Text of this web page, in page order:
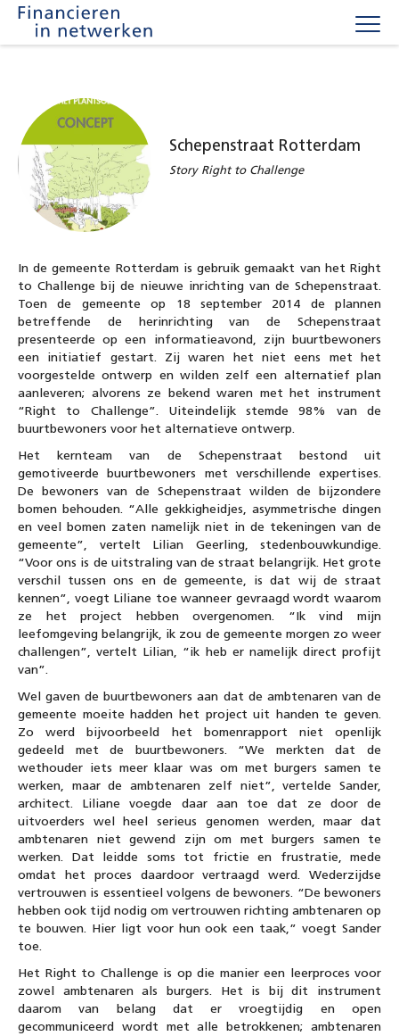
Schepenstraat Rotterdam
Story Right to Challenge
In de gemeente Rotterdam is gebruik gemaakt van het Right
to Challenge bij de nieuwe inrichting van de Schepenstraat.
Toen de gemeente op 18 september 2014 de plannen
betreffende de herinrichting van de Schepenstraat
presenteerde op een informatieavond, zijn buurtbewoners
een initiatief gestart. Zij waren het niet eens met het
voorgestelde ontwerp en wilden zelf een alternatief plan
aanleveren; alvorens ze bekend waren met het instrument
“Right to Challenge”. Uiteindelijk stemde 98% van de
buurtbewoners voor het alternatieve ontwerp.
Het kernteam van de Schepenstraat bestond uit
gemotiveerde buurtbewoners met verschillende expertises.
De bewoners van de Schepenstraat wilden de bijzondere
bomen behouden. “Alle gekkigheidjes, asymmetrische dingen
en veel bomen zaten namelijk niet in de tekeningen van de
gemeente”, vertelt Lilian Geerling, stedenbouwkundige.
“Voor ons is de uitstraling van de straat belangrijk. Het grote
verschil tussen ons en de gemeente, is dat wij de straat
kennen”, voegt Liliane toe wanneer gevraagd wordt waarom
ze het project hebben overgenomen. “Ik vind mijn
leefomgeving belangrijk, ik zou de gemeente morgen zo weer
challengen”, vertelt Lilian, “ik heb er namelijk direct profijt
van”.
Wel gaven de buurtbewoners aan dat de ambtenaren van de
gemeente moeite hadden het project uit handen te geven.
Zo werd bijvoorbeeld het bomenrapport niet openlijk
gedeeld met de buurtbewoners. “We merkten dat de
wethouder iets meer klaar was om met burgers samen te
werken, maar de ambtenaren zelf niet”, vertelde Sander,
architect. Liliane voegde daar aan toe dat ze door de
uitvoerders wel heel serieus genomen werden, maar dat
ambtenaren niet gewend zijn om met burgers samen te
werken. Dat leidde soms tot frictie en frustratie, mede
omdat het proces daardoor vertraagd werd. Wederzijdse
vertrouwen is essentieel volgens de bewoners. “De bewoners
hebben ook tijd nodig om vertrouwen richting ambtenaren op
te bouwen. Hier ligt voor hun ook een taak,” voegt Sander
toe.
Het Right to Challenge is op die manier een leerproces voor
zowel ambtenaren als burgers. Het is bij dit instrument
daarom van belang dat er vroegtijdig en open
gecommuniceerd wordt met alle betrokkenen; ambtenaren